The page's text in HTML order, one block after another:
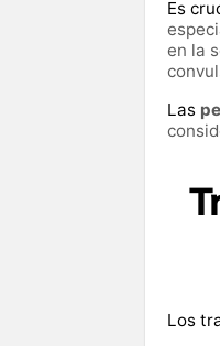
Es
en la
Las
Los